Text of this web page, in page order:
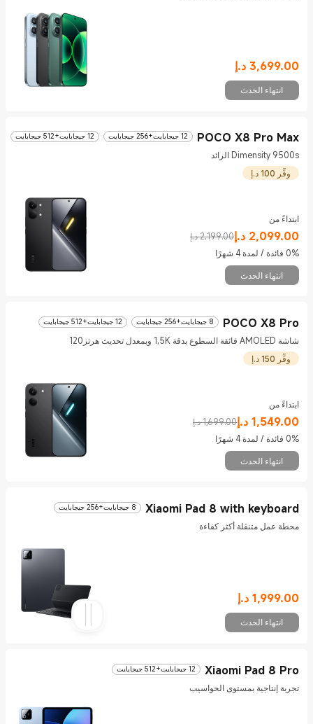
3,699.00 د.إ Current Price د.إ3699
انتهاء الحدث
POCO X8 Pro Max 12 جيجابايت+256 جيجابايت 12 جيجابايت+512 جيجابايت
Dimensity 9500s الرائد
وفِّر 100 د.إ
ابتداءً من
2,099.00 د.إ Current Price د.إ2099 2,199.00 د.إ
Marketing price 2,199.00 د.إ
0% فائدة / لمدة 4 شهرًا
انتهاء الحدث
POCO X8 Pro 8 جيجابايت+256 جيجابايت 12 جيجابايت+512 جيجابايت
شاشة AMOLED فائقة السطوع بدقة 1,5K وبمعدل تحديث هرتز​⠀120
وفِّر 150 د.إ
ابتداءً من
1,549.00 د.إCurrent Price د.إ1549 1,699.00 د.إ
Marketing price 1,699.00 د.إ
0% فائدة / لمدة 4 شهرًا
انتهاء الحدث
Xiaomi Pad 8 with keyboard 8 جيجابايت+256 جيجابايت
محطة عمل متنقلة أكثر كفاءة
1,999.00 د.إCurrent Price د.إ1999
انتهاء الحدث
Xiaomi Pad 8 Pro 12 جيجابايت+512 جيجابايت
تجربة إنتاجية بمستوى الحواسيب